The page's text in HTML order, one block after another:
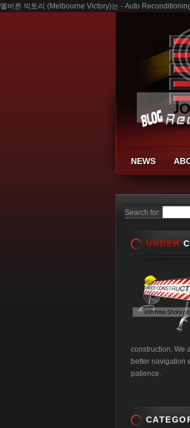
멜버른 빅토리 (Melbourne Victory)는 - Auto
NEWS
Search for:
UNDER
construction. We
better navigation
patience.